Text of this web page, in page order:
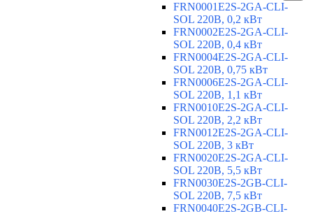
FRN0001E2S-2GA-CLI-
SOL 220В, 0,2 кВт
FRN0002E2S-2GA-CLI-
SOL 220В, 0,4 кВт
FRN0004E2S-2GA-CLI-
SOL 220В, 0,75 кВт
FRN0006E2S-2GA-CLI-
SOL 220В, 1,1 кВт
FRN0010E2S-2GA-CLI-
SOL 220В, 2,2 кВт
FRN0012E2S-2GA-CLI-
SOL 220В, 3 кВт
FRN0020E2S-2GA-CLI-
SOL 220В, 5,5 кВт
FRN0030E2S-2GB-CLI-
SOL 220В, 7,5 кВт
FRN0040E2S-2GB-CLI-